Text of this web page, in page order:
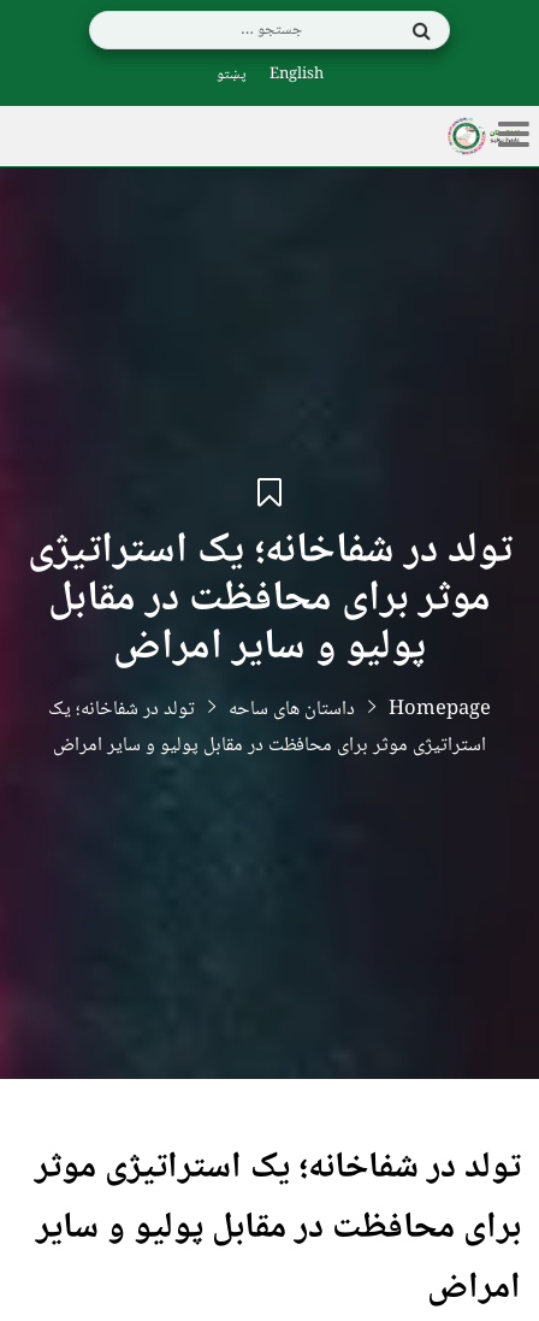
English پښتو
تولد در شفاخانه؛ یک استراتیژی
موثر برای محافظت در مقابل
پولیو و سایر امراض
Homepage داستان های ساحه
تولد در شفاخانه؛ یک
استراتیژی موثر برای محافظت در مقابل پولیو و سایر امراض
تولد در شفاخانه؛ یک استراتیژی موثر
برای محافظت در مقابل پولیو و سایر
امراض